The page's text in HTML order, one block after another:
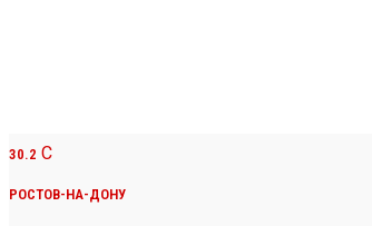
30.2 C
РОСТОВ-НА-ДОНУ